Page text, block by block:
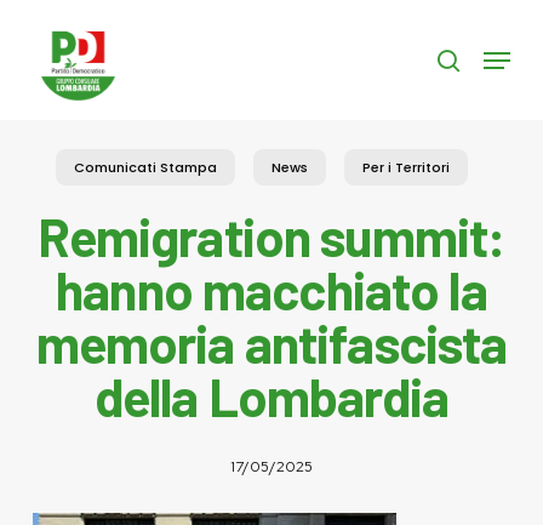
content
search
Menu
Comunicati Stampa News Per i Territori
Remigration summit:
hanno macchiato la
memoria antifascista
della Lombardia
17/05/2025